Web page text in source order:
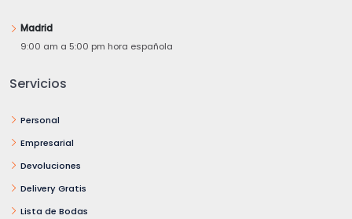
Madrid
9:00 am a 5:00 pm hora española
Servicios
Personal
Empresarial
Devoluciones
Delivery Gratis
Lista de Bodas